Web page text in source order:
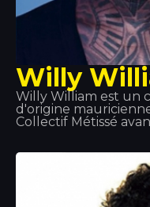
Willy
Willy William est un
d'origine
Collectif Métissé
par DJ Assad. En
« Ego », qui se
de singles en
2017, Willy William